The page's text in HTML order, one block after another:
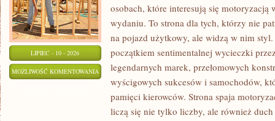
LIPIEC - 10 - 2026
MOŻLIWOŚĆ KOMENTOWANIA KLASYKI
WSZECH
CZASÓW
osobach, które interesują się
wydaniu. To strona dla tych, którzy nie
na pojazd użytkowy, ale widzą w nim
początkiem sentimentalnej wycieczki
legendarnych marek, przełomowych
wyścigowych sukcesów i samochodów,
pamięci kierowców. Strona spaja
liczą się nie tylko liczby, ale również duch